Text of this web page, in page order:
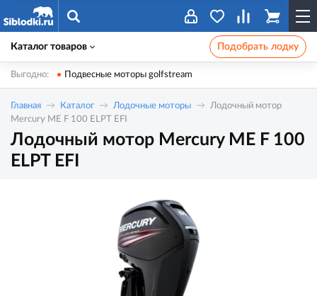
Каталог товаров Подобрать лодку
Выгодно: Подвесные моторы golfstream
Главная Каталог Лодочные моторы
Лодочный мотор
Mercury ME F 100 ELPT EFI
Лодочный мотор Mercury ME F 100
ELPT EFI